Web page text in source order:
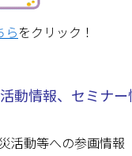
らをクリック！
動情報、セミナ
活動等への参画情報